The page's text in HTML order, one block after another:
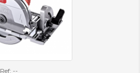
Ref: --